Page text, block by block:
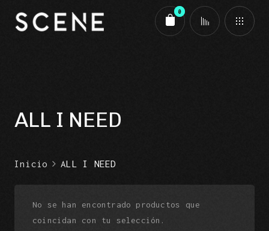
0
ALL I NEED
Inicio ALL I NEED
No se han encontrado productos que
coincidan con tu selección.